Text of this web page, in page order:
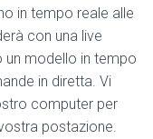
in tempo reale alle
con una live
un modello in tempo
in diretta. Vi
computer per
postazione.